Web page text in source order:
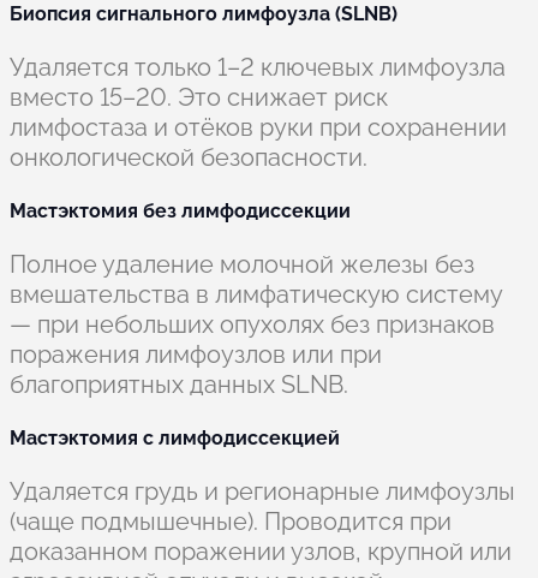
Биопсия сигнального лимфоузла (SLNB)
Удаляется только 1–2 ключевых лимфоузла
вместо 15–20. Это снижает риск
лимфостаза и отёков руки при сохранении
онкологической безопасности.
Мастэктомия без лимфодиссекции
Полное удаление молочной железы без
вмешательства в лимфатическую систему
— при небольших опухолях без признаков
поражения лимфоузлов или при
благоприятных данных SLNB.
Мастэктомия с лимфодиссекцией
Удаляется грудь и регионарные лимфоузлы
(чаще подмышечные). Проводится при
доказанном поражении узлов, крупной или